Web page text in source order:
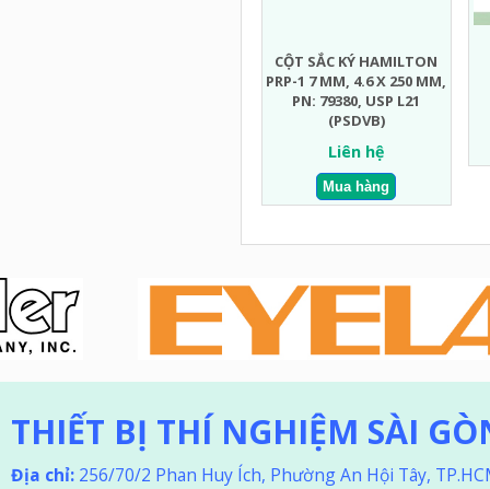
CỘT SẮC KÝ HAMILTON
PRP-1 7 ΜM, 4.6 X 250 MM,
PN: 79380, USP L21
(PSDVB)
Liên hệ
THIẾT BỊ THÍ NGHIỆM SÀI
Địa chỉ: 256/70/2 Phan Huy Ích, Phường An Hội Tây,